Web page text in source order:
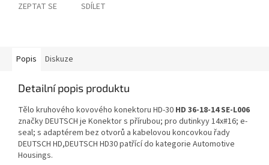
ZEPTAT SE SDÍLET
Popis Diskuze
Detailní popis produktu
Tělo kruhového kovového konektoru HD-30 HD 36-18-14 SE-L006
značky DEUTSCH je Konektor s přírubou; pro dutinkyy 14x#16; e-
seal; s adaptérem bez otvorů a kabelovou koncovkou řady
DEUTSCH HD,DEUTSCH HD30 patřící do kategorie Automotive
Housings.